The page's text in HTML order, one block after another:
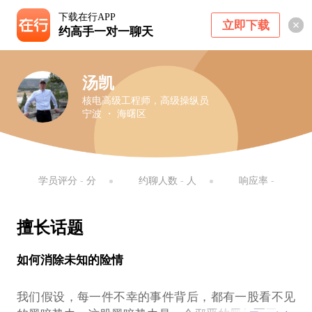
下载在行APP
约高手一对一聊天 立即下载
汤凯
核电高级工程师，高级操纵员
宁波 ・ 海曙区
学员评分 - 分 约聊人数 - 人 响应率 -
擅长话题
如何消除未知的险情
我们假设，每一件不幸的事件背后，都有一股看不见